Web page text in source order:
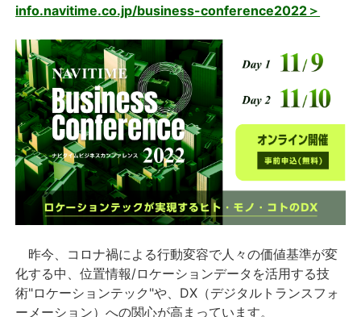
info.navitime.co.jp/business-conference2022＞
昨今、コロナ禍による行動変容で人々の価値基準が変
化する中、位置情報/ロケーションデータを活用する技
術"ロケーションテック"や、DX（デジタルトランスフォ
ーメーション）への関心が高まっています。